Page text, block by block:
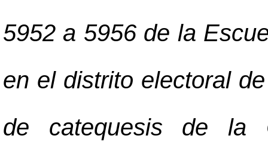
5952 a 5956 de la
en el distrito electoral
de catequesis de la